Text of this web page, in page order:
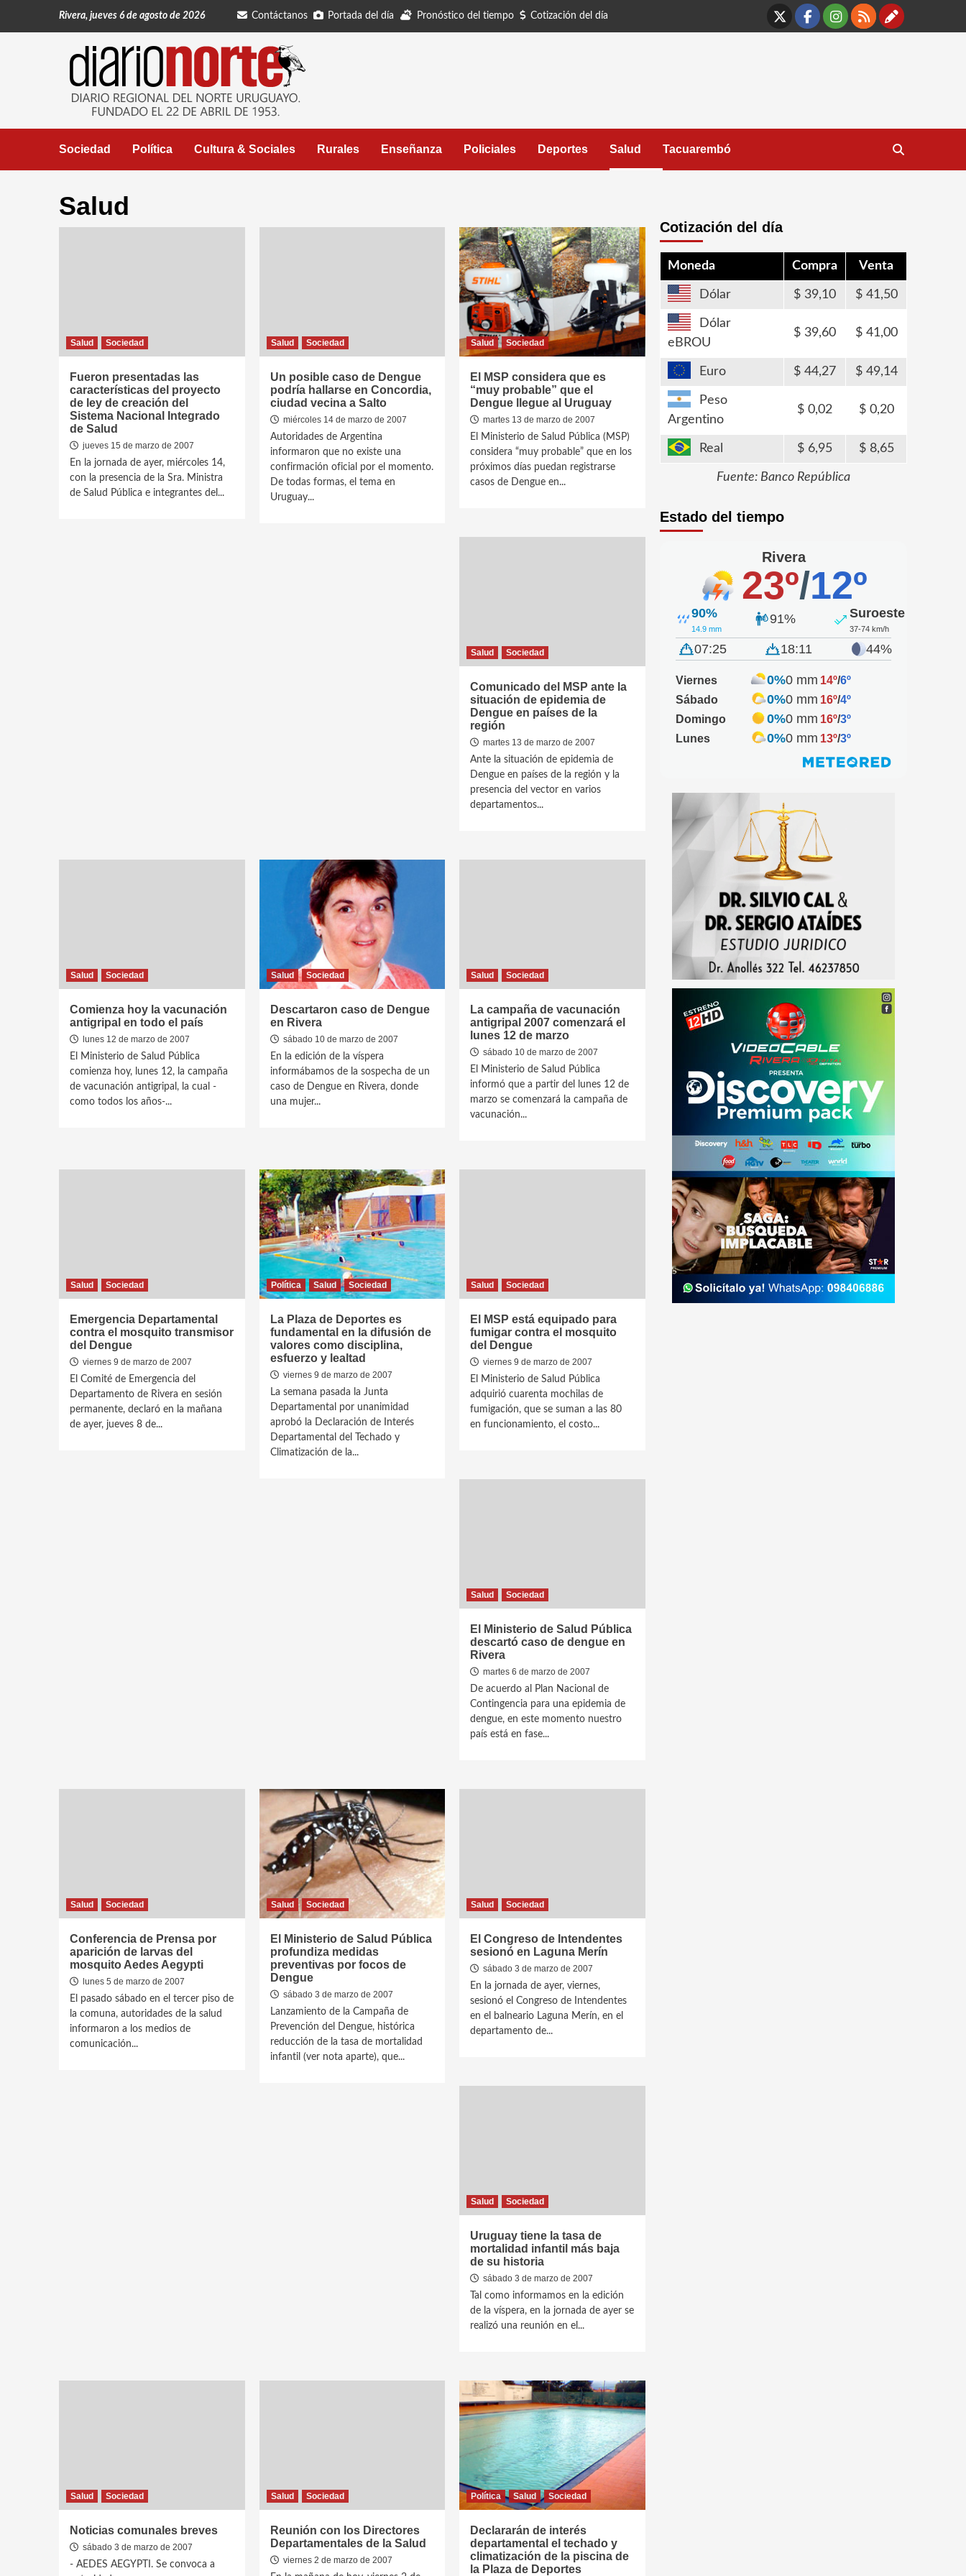
Rivera, jueves 6 de agosto de 2026 Contáctanos Portada del día Pronóstico del tiempo Cotización del día
X Facebook
Instagram
RSS
Sociedad Política Cultura & Sociales Rurales Enseñanza Policiales Deportes Salud Tacuarembó
Salud
Salud Sociedad
Fueron presentadas las
características del proyecto
de ley de creación del
Sistema Nacional Integrado
de Salud
jueves 15 de marzo de 2007
En la jornada de ayer, miércoles 14,
con la presencia de la Sra. Ministra
de Salud Pública e integrantes del...
Salud Sociedad
Un posible caso de Dengue
podría hallarse en Concordia,
ciudad vecina a Salto
miércoles 14 de marzo de 2007
Autoridades de Argentina
informaron que no existe una
confirmación oficial por el momento.
De todas formas, el tema en
Uruguay...
Salud Sociedad
El MSP considera que es
“muy probable” que el
Dengue llegue al Uruguay
martes 13 de marzo de 2007
El Ministerio de Salud Pública (MSP)
considera “muy probable” que en los
próximos días puedan registrarse
casos de Dengue en...
Salud Sociedad
Comunicado del MSP ante la
situación de epidemia de
Dengue en países de la
región
martes 13 de marzo de 2007
Ante la situación de epidemia de
Dengue en países de la región y la
presencia del vector en varios
departamentos...
Salud Sociedad
Comienza hoy la vacunación
antigripal en todo el país
lunes 12 de marzo de 2007
El Ministerio de Salud Pública
comienza hoy, lunes 12, la campaña
de vacunación antigripal, la cual -
como todos los años-...
Salud Sociedad
Descartaron caso de Dengue
en Rivera
sábado 10 de marzo de 2007
En la edición de la víspera
informábamos de la sospecha de un
caso de Dengue en Rivera, donde
una mujer...
Salud Sociedad
La campaña de vacunación
antigripal 2007 comenzará el
lunes 12 de marzo
sábado 10 de marzo de 2007
El Ministerio de Salud Pública
informó que a partir del lunes 12 de
marzo se comenzará la campaña de
vacunación...
Salud Sociedad
Emergencia Departamental
contra el mosquito transmisor
del Dengue
viernes 9 de marzo de 2007
El Comité de Emergencia del
Departamento de Rivera en sesión
permanente, declaró en la mañana
de ayer, jueves 8 de...
Política Salud Sociedad
La Plaza de Deportes es
fundamental en la difusión de
valores como disciplina,
esfuerzo y lealtad
viernes 9 de marzo de 2007
La semana pasada la Junta
Departamental por unanimidad
aprobó la Declaración de Interés
Departamental del Techado y
Climatización de la...
Salud Sociedad
El MSP está equipado para
fumigar contra el mosquito
del Dengue
viernes 9 de marzo de 2007
El Ministerio de Salud Pública
adquirió cuarenta mochilas de
fumigación, que se suman a las 80
en funcionamiento, el costo...
Salud Sociedad
El Ministerio de Salud Pública
descartó caso de dengue en
Rivera
martes 6 de marzo de 2007
De acuerdo al Plan Nacional de
Contingencia para una epidemia de
dengue, en este momento nuestro
país está en fase...
Salud Sociedad
Conferencia de Prensa por
aparición de larvas del
mosquito Aedes Aegypti
lunes 5 de marzo de 2007
El pasado sábado en el tercer piso de
la comuna, autoridades de la salud
informaron a los medios de
comunicación...
Salud Sociedad
El Ministerio de Salud Pública
profundiza medidas
preventivas por focos de
Dengue
sábado 3 de marzo de 2007
Lanzamiento de la Campaña de
Prevención del Dengue, histórica
reducción de la tasa de mortalidad
infantil (ver nota aparte), que...
Salud Sociedad
El Congreso de Intendentes
sesionó en Laguna Merín
sábado 3 de marzo de 2007
En la jornada de ayer, viernes,
sesionó el Congreso de Intendentes
en el balneario Laguna Merín, en el
departamento de...
Salud Sociedad
Uruguay tiene la tasa de
mortalidad infantil más baja
de su historia
sábado 3 de marzo de 2007
Tal como informamos en la edición
de la víspera, en la jornada de ayer se
realizó una reunión en el...
Salud Sociedad
Noticias comunales breves
sábado 3 de marzo de 2007
- AEDES AEGYPTI. Se convoca a
Salud Sociedad
Reunión con los Directores
Departamentales de la Salud
viernes 2 de marzo de 2007
Política Salud Sociedad
Declararán de interés
departamental el techado y
climatización de la piscina de
la Plaza de Deportes
Cotización del día
Moneda Compra Venta
Dólar 39,10 41,50
Dólar
eBROU
39,60 41,00
Euro 44,27 49,14
Peso
Argentino
0,02 0,20
Real 6,95 8,65
Fuente: Banco República
Estado del tiempo
Rivera
23º/12º
90%
14.9 mm
91% Suroeste
37-74 km/h
07:25 18:11 44%
Viernes 0%0 mm 14º/6º
Sábado
0%0 mm 16º/4º
Domingo
0%0 mm 16º/3º
Lunes
0%0 mm 13º/3º